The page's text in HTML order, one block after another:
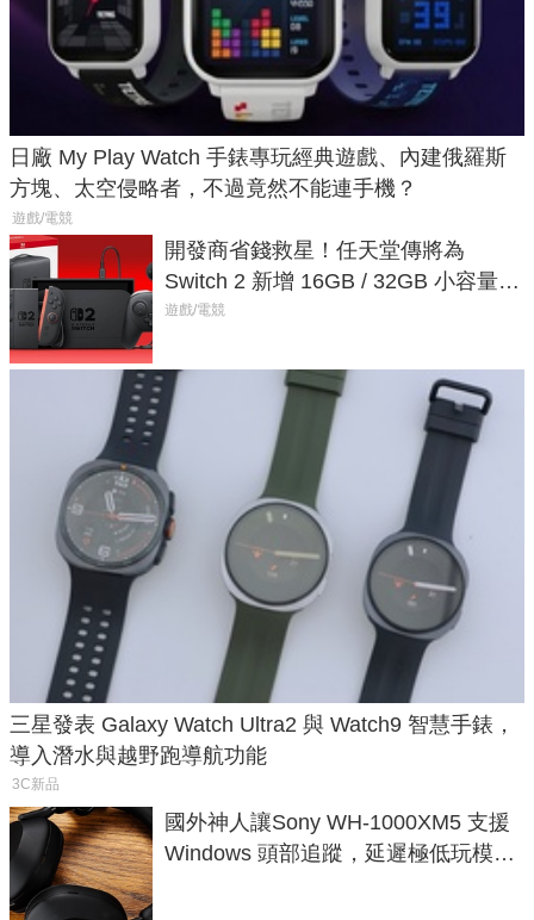
日廠 My Play Watch 手錶專玩經典遊戲、內建俄羅斯
方塊、太空侵略者，不過竟然不能連手機？
遊戲/電競
開發商省錢救星！任天堂傳將為
Switch 2 新增 16GB / 32GB 小容量遊
戲卡的選擇
遊戲/電競
三星發表 Galaxy Watch Ultra2 與 Watch9 智慧手錶，
導入潛水與越野跑導航功能
3C新品
國外神人讓Sony WH-1000XM5 支援
Windows 頭部追蹤，延遲極低玩模擬